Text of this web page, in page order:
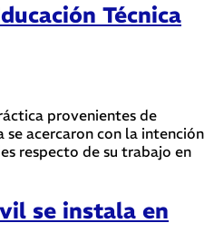
Técnica
provenientes de
se acercaron con la intención
respecto de su trabajo en
se instala en